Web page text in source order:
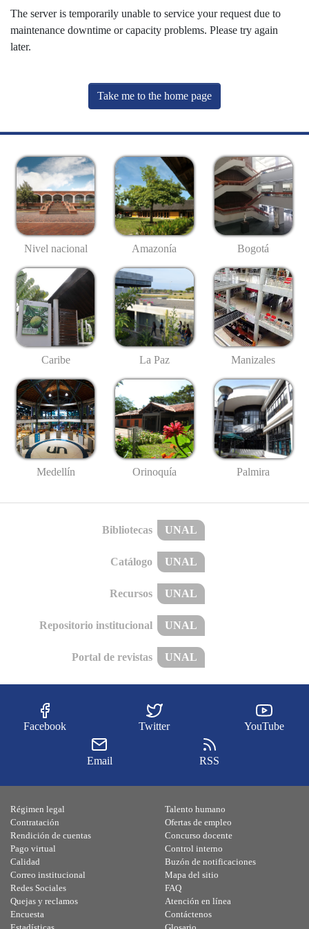
The server is temporarily unable to service your request due to
maintenance downtime or capacity problems. Please try again
later.
Take me to the home page
Nivel nacional Amazonía Bogotá
Caribe La Paz Manizales
Medellín Orinoquía Palmira
Bibliotecas UNAL
Catálogo UNAL
Recursos UNAL
Repositorio institucional UNAL
Portal de revistas UNAL
Facebook Twitter YouTube
Email RSS
Régimen legal
Contratación
Rendición de cuentas
Pago virtual
Calidad
Talento humano
Ofertas de empleo
Concurso docente
Control interno
Buzón de notificaciones
Correo institucional
Redes Sociales
Quejas y reclamos
Encuesta
Mapa del sitio
FAQ
Atención en línea
Contáctenos